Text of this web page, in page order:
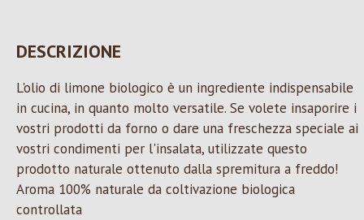
DESCRIZIONE
L'olio di limone biologico è un ingrediente indispensabile
in cucina, in quanto molto versatile. Se volete insaporire i
vostri prodotti da forno o dare una freschezza speciale ai
vostri condimenti per l'insalata, utilizzate questo
prodotto naturale ottenuto dalla spremitura a freddo!
Aroma 100% naturale da coltivazione biologica
controllata